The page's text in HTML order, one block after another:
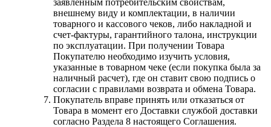
внешнему виду и комплектации, в наличии
товарного и кассового чеков, либо накладной и
счет-фактуры, гарантийного талона, инструкции
по эксплуатации. При получении Товара
Покупателю необходимо изучить условия,
указанные в товарном чеке (если покупка была за
наличный расчет), где он ставит свою подпись о
согласии с правилами возврата и обмена Товара.
Покупатель вправе принять или отказаться от
Товара в момент его Доставки службой доставки
согласно Раздела 8 настоящего Соглашения.